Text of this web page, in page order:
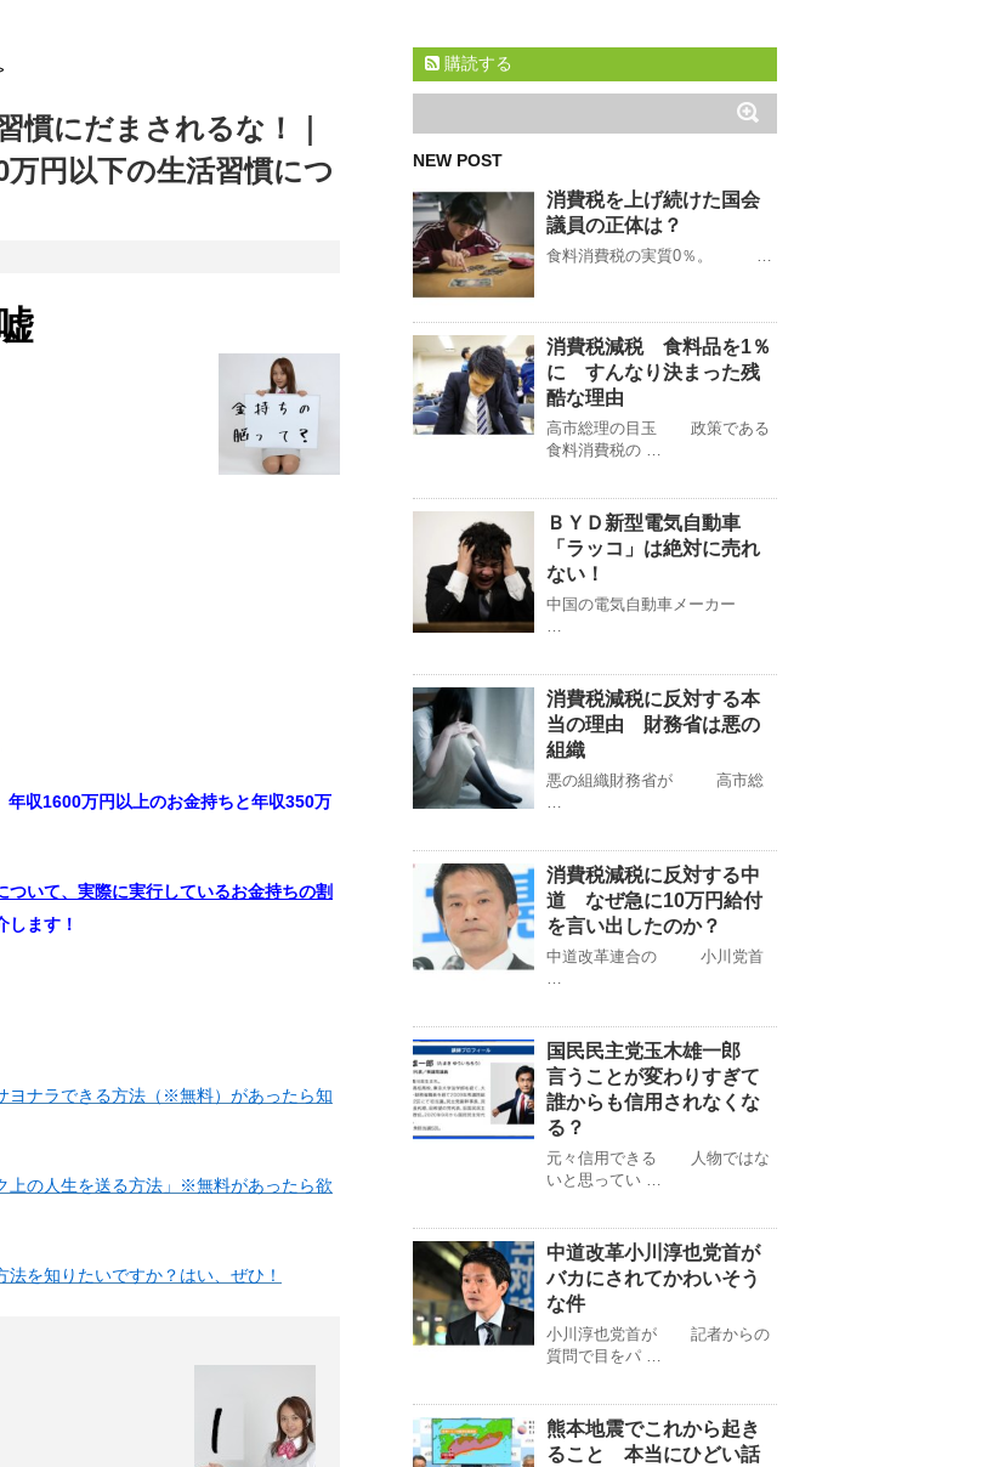
慣にだまされるな！｜
円以下の生活習慣につ
収1600万円以上のお金持ちと年収350万
いて、実際に実行しているお金持ちの割
します！
ヨナラできる方法（※無料）があったら知
上の人生を送る方法」※無料があったら欲
を知りたいですか？はい、ぜひ！
購読する
NEW POST
消費税を上げ続けた国会
議員の正体は？
食料消費税の実質0％。 …
消費税減税 食料品を1％
に すんなり決まった残
酷な理由
高市総理の目玉 政策である
食料消費税の …
ＢＹＤ新型電気自動車
「ラッコ」は絶対に売れ
ない！
中国の電気自動車メーカー
…
消費税減税に反対する本
当の理由 財務省は悪の
組織
悪の組織財務省が 高市総
…
消費税減税に反対する中
道 なぜ急に10万円給付
を言い出したのか？
中道改革連合の 小川党首
…
国民民主党玉木雄一郎
言うことが変わりすぎて
誰からも信用されなくな
る？
元々信用できる 人物ではな
いと思ってい …
中道改革小川淳也党首が
バカにされてかわいそう
な件
小川淳也党首が 記者からの
質問で目をパ …
熊本地震でこれから起き
ること 本当にひどい話